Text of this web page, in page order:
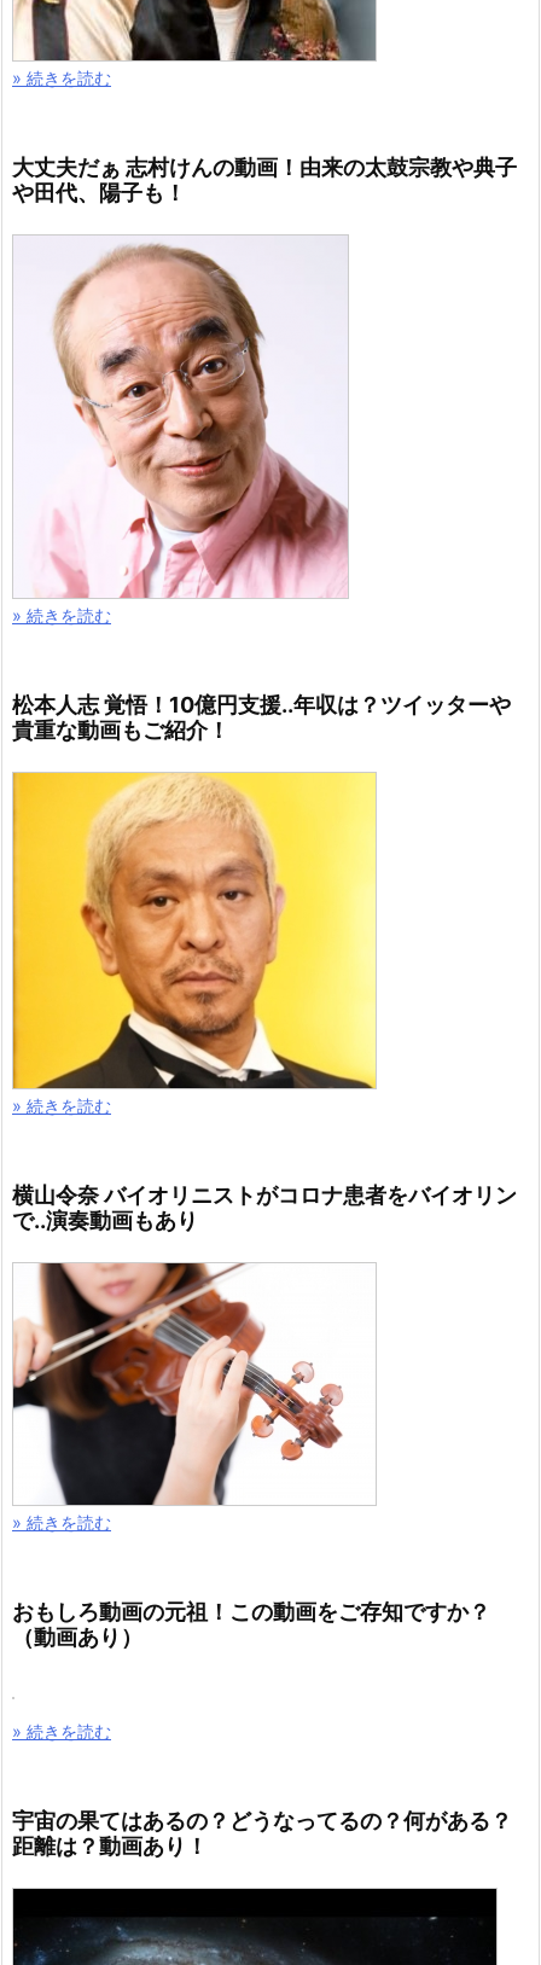
» 続きを読む
大丈夫だぁ 志村けんの動画！由来の太鼓宗教や典子
や田代、陽子も！
» 続きを読む
松本人志 覚悟！10億円支援..年収は？ツイッターや
貴重な動画もご紹介！
» 続きを読む
横山令奈 バイオリニストがコロナ患者をバイオリン
で..演奏動画もあり
» 続きを読む
おもしろ動画の元祖！この動画をご存知ですか？
（動画あり）
» 続きを読む
宇宙の果てはあるの？どうなってるの？何がある？
距離は？動画あり！